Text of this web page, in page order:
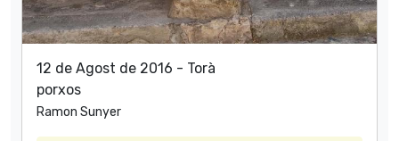
12 de Agost de 2016 - Torà
porxos
Ramon Sunyer